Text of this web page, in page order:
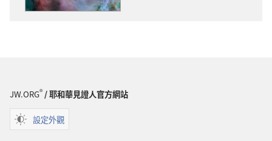
JW.ORG®/ 耶和華見證人官方網站
設定外觀